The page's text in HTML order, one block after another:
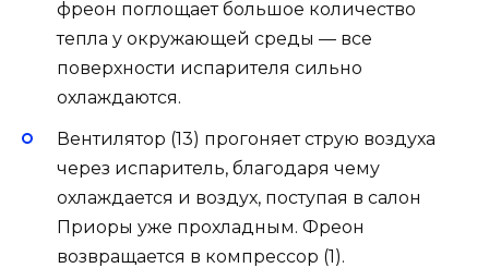
фреон поглощает большое количество
тепла у окружающей среды — все
поверхности испарителя сильно
охлаждаются.
Вентилятор (13) прогоняет струю воздуха
через испаритель, благодаря чему
охлаждается и воздух, поступая в салон
Приоры уже прохладным. Фреон
возвращается в компрессор (1).